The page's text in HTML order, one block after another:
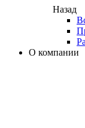
Назад
О компании